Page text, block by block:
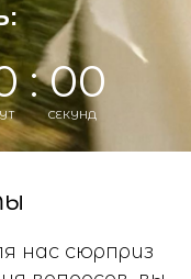
СЕКУНД
: 00
нас сюрприз